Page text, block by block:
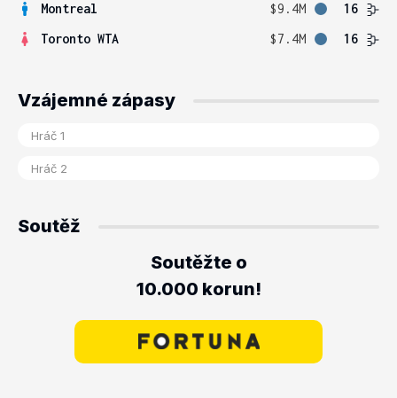
Montreal $9.4M
16
Toronto WTA
$7.4M 16
Vzájemné zápasy
Soutěž
Soutěžte o
10.000 korun!